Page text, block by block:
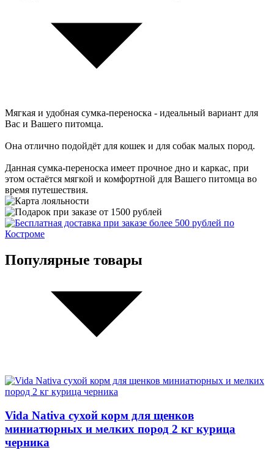
Мягкая и удобная сумка-переноска - идеальный вариант для
Вас и Вашего питомца.
Она отлично подойдёт для кошек и для собак малых пород.
Данная сумка-переноска имеет прочное дно и каркас, при
этом остаётся мягкой и комфортной для Вашего питомца во
время путешествия.
Популярные товары
Vida Nativa сухой корм для щенков
миниатюрных и мелких пород 2 кг курица
черника